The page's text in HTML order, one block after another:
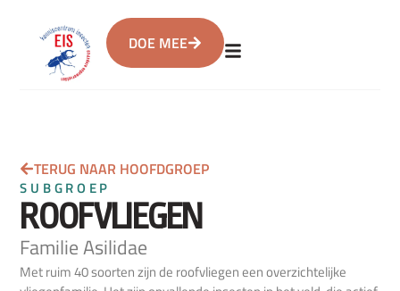
DOE MEE
TERUG NAAR HOOFDGROEP
SUBGROEP
ROOFVLIEGEN
Familie Asilidae
Met ruim 40 soorten zijn de roofvliegen een overzichtelijke